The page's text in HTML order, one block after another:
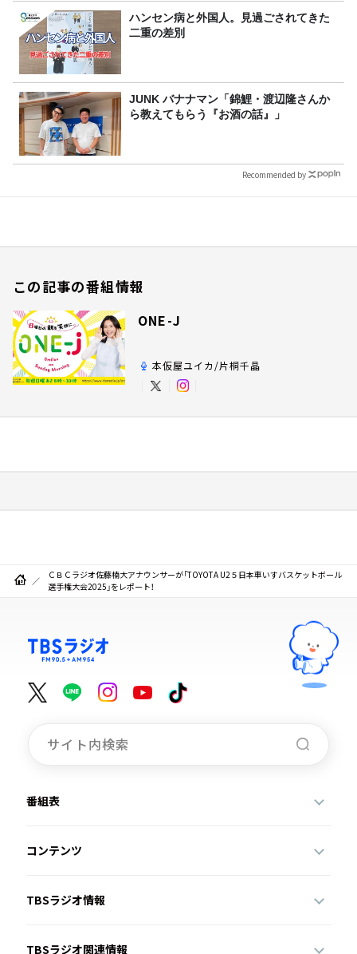
ハンセン病と外国人。見過ごされてきた
二重の差別
JUNK バナナマン「錦鯉・渡辺隆さんか
ら教えてもらう『お酒の話』」
Recommended by
この記事の番組情報
ONE-J
本仮屋ユイカ/片桐千晶
ＣＢＣラジオ佐藤楠大アナウンサーが「TOYOTA U2５日本車いすバスケットボール
選手権大会2025」をレポート！
番組表
コンテンツ
TBSラジオ情報
TBSラジオ関連情報